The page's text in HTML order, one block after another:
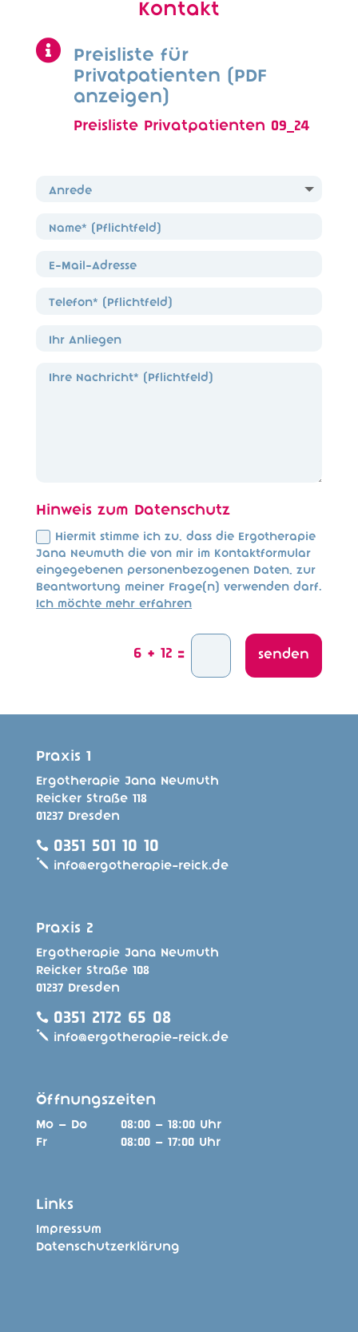
Kontakt

Preisliste für
Privatpatienten (PDF
anzeigen)
Preisliste Privatpatienten 09_24
Hinweis zum Datenschutz
Hiermit stimme ich zu, dass die Ergotherapie
Jana Neumuth die von mir im Kontaktformular
eingegebenen personenbezogenen Daten, zur
Beantwortung meiner Frage(n) verwenden darf.
Ich möchte mehr erfahren
6 + 12 = senden
Praxis 1
Ergotherapie Jana Neumuth
Reicker Straße 118
01237 Dresden
 0351 501 10 10
j info@ergotherapie-reick.de
Praxis 2
Ergotherapie Jana Neumuth
Reicker Straße 108
01237 Dresden
 0351 2172 65 08
j info@ergotherapie-reick.de
Öffnungszeiten
Mo – Do
08:00 – 18:00 Uhr
Fr
08:00 – 17:00 Uhr
Links
Impressum
Datenschutzerklärung